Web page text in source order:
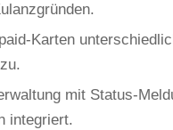
Karten
mit Status-
integriert.